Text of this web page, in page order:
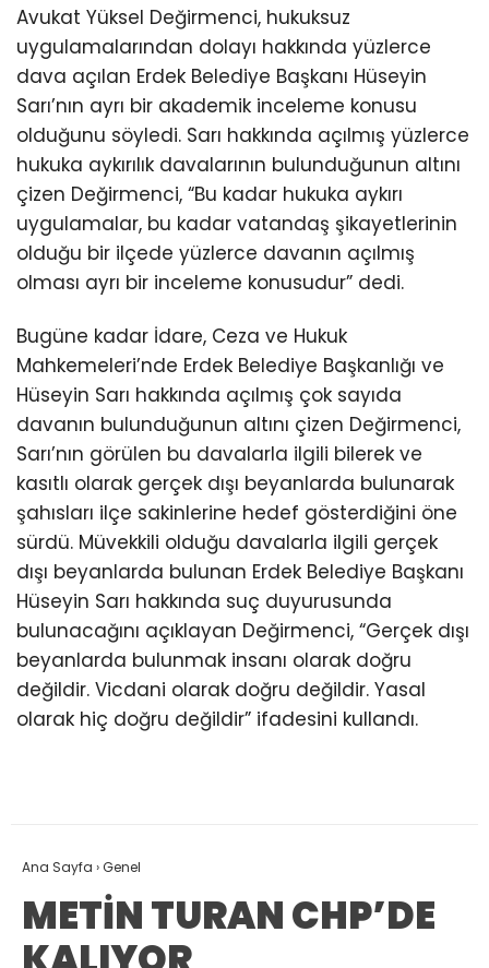
Avukat Yüksel Değirmenci, hukuksuz
uygulamalarından dolayı hakkında yüzlerce
dava açılan Erdek Belediye Başkanı Hüseyin
Sarı’nın ayrı bir akademik inceleme konusu
olduğunu söyledi. Sarı hakkında açılmış yüzlerce
hukuka aykırılık davalarının bulunduğunun altını
çizen Değirmenci, “Bu kadar hukuka aykırı
uygulamalar, bu kadar vatandaş şikayetlerinin
olduğu bir ilçede yüzlerce davanın açılmış
olması ayrı bir inceleme konusudur” dedi.
Bugüne kadar İdare, Ceza ve Hukuk
Mahkemeleri’nde Erdek Belediye Başkanlığı ve
Hüseyin Sarı hakkında açılmış çok sayıda
davanın bulunduğunun altını çizen Değirmenci,
Sarı’nın görülen bu davalarla ilgili bilerek ve
kasıtlı olarak gerçek dışı beyanlarda bulunarak
şahısları ilçe sakinlerine hedef gösterdiğini öne
sürdü. Müvekkili olduğu davalarla ilgili gerçek
dışı beyanlarda bulunan Erdek Belediye Başkanı
Hüseyin Sarı hakkında suç duyurusunda
bulunacağını açıklayan Değirmenci, “Gerçek dışı
beyanlarda bulunmak insanı olarak doğru
değildir. Vicdani olarak doğru değildir. Yasal
olarak hiç doğru değildir” ifadesini kullandı.
Ana Sayfa ›Genel
METİN TURAN CHP’DE